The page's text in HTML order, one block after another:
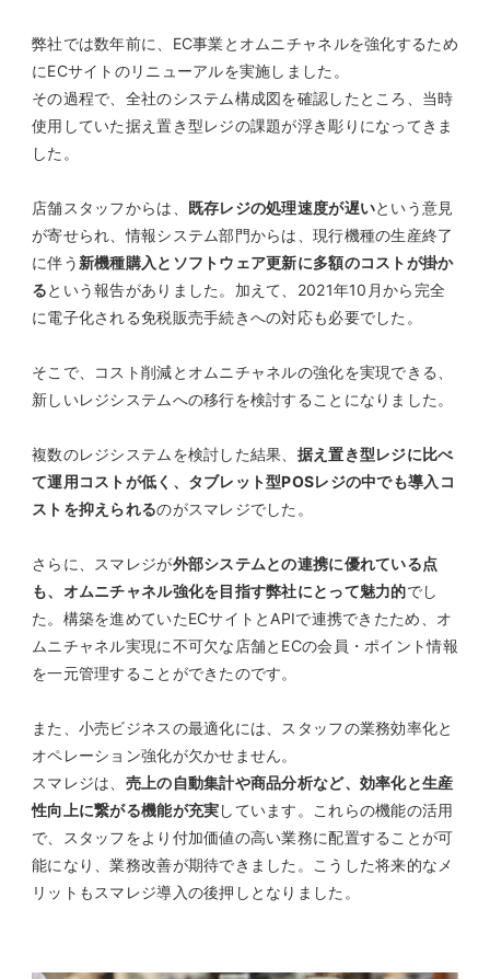
弊社では数年前に、EC事業とオムニチャネルを強化するため
にECサイトのリニューアルを実施しました。
その過程で、全社のシステム構成図を確認したところ、当時
使用していた据え置き型レジの課題が浮き彫りになってきま
した。
店舗スタッフからは、 既存レジの処理速度が遅いという意見
が寄せられ、情報システム部門からは、現行機種の生産終了
に伴う 新機種購入とソフトウェア更新に多額のコストが掛か
るという報告がありました。加えて、2021年10月から完全
に電子化される免税販売手続きへの対応も必要でした。
そこで、コスト削減とオムニチャネルの強化を実現できる、
新しいレジシステムへの移行を検討することになりました。
複数のレジシステムを検討した結果、 据え置き型レジに比べ
て運用コストが低く、タブレット型POSレジの中でも導入コ
ストを抑えられるのがスマレジでした。
さらに、スマレジが外部システムとの連携に優れている点
も、オムニチャネル強化を目指す弊社にとって魅力的でし
た。構築を進めていたECサイトとAPIで連携できたため、オ
ムニチャネル実現に不可欠な店舗とECの会員・ポイント情報
を一元管理することができたのです。
また、小売ビジネスの最適化には、スタッフの業務効率化と
オペレーション強化が欠かせません。
スマレジは、 売上の自動集計や商品分析など、効率化と生産
性向上に繋がる機能が充実しています。これらの機能の活用
で、スタッフをより付加価値の高い業務に配置することが可
能になり、業務改善が期待できました。こうした将来的なメ
リットもスマレジ導入の後押しとなりました。